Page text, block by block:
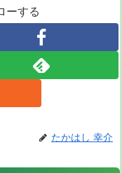
ーする
たかはし 幸介